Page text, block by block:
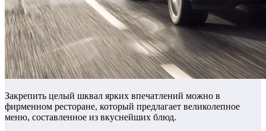
Закрепить целый шквал ярких впечатлений можно в
фирменном ресторане, который предлагает великолепное
меню, составленное из вкуснейших блюд.